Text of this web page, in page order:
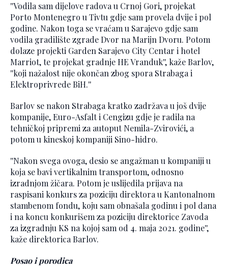
''Vodila sam dijelove radova u Crnoj Gori, projekat
Porto Montenegro u Tivtu gdje sam provela dvije i pol
godine. Nakon toga se vraćam u Sarajevo gdje sam
vodila gradilište zgrade Dvor na Marijn Dvoru. Potom
dolaze projekti Garden Sarajevo City Centar i hotel
Marriot, te projekat gradnje HE Vranduk'', kaže Barlov,
''koji nažalost nije okončan zbog spora Strabaga i
Elektroprivrede BiH.''
Barlov se nakon Strabaga kratko zadržava u još dvije
kompanije, Euro-Asfalt i Cengizu gdje je radila na
tehničkoj pripremi za autoput Nemila-Zvirovići, a
potom u kineskoj kompaniji Sino-hidro.
''Nakon svega ovoga, desio se angažman u kompaniji u
koja se bavi vertikalnim transportom, odnosno
izradnjom žičara. Potom je uslijedila prijava na
raspisani konkurs za poziciju direktora u Kantonalnom
stambenom fondu, koju sam obnašala godinu i pol dana
i na koncu konkurišem za poziciju direktorice Zavoda
za izgradnju KS na kojoj sam od 4. maja 2021. godine'',
kaže direktorica Barlov.
Posao i porodica